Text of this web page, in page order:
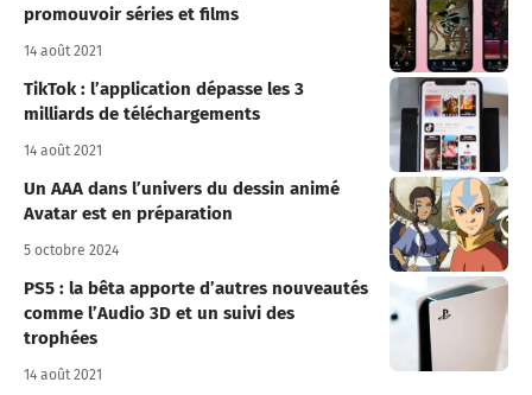
promouvoir séries et films
14 août 2021
TikTok : l’application dépasse les 3
milliards de téléchargements
14 août 2021
Un AAA dans l’univers du dessin animé
Avatar est en préparation
5 octobre 2024
PS5 : la bêta apporte d’autres nouveautés
comme l’Audio 3D et un suivi des
trophées
14 août 2021